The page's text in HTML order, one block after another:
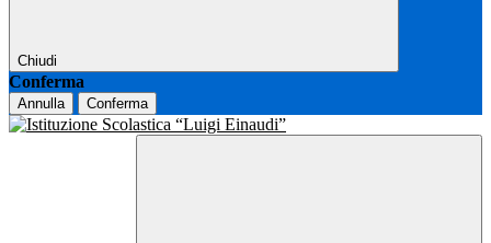
Chiudi
Conferma
Annulla Conferma